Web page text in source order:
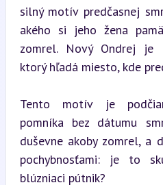
silný motív predčasnej
akého si jeho žena
zomrel. Nový Ondrej je
ktorý hľadá miesto, kde
Tento motív je
pomníka bez dátumu
duševne akoby zomrel, a
pochybnosťami: je to
blúzniaci pútnik?